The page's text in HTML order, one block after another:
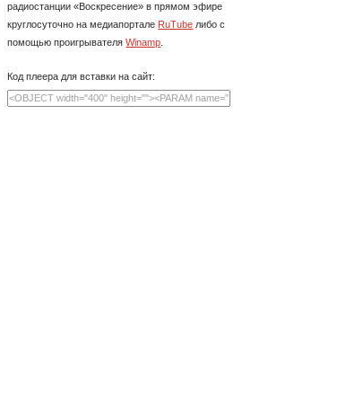
радиостанции «Воскресение» в прямом эфире
круглосуточно на медиапортале RuTube либо с
помощью проигрывателяWinamp.
Код плеера для вставки на сайт: